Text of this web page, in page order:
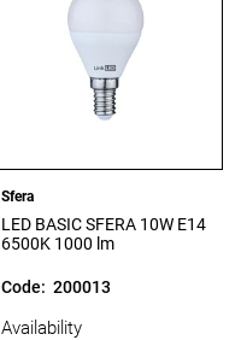
Sfera
LED BASIC SFERA 10W E14
6500K 1000 lm
Code: 200013
Availability